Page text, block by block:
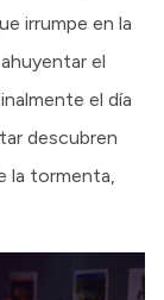
irrumpe en la
el
el día
descubren
la tormenta,